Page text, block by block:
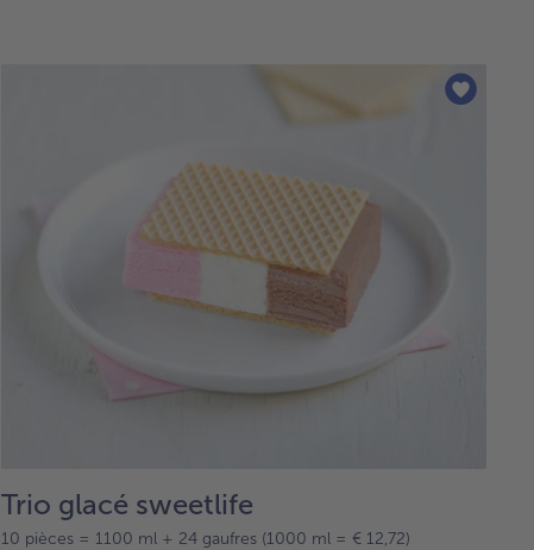
Trio glacé sweetlife
10 pièces = 1100 ml + 24 gaufres (1000 ml = € 12,72)